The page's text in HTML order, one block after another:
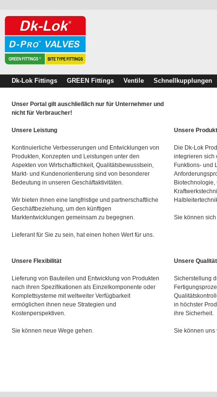
Dk-Lok Fittings GREEN Fittings Ventile Schnellkupplungen
Unser Portal gilt auschließlich nur für Unternehmer und
nicht für Verbraucher!
Unsere Leistung
Kontinuierliche Verbesserungen und Entwicklungen von
Produkten, Konzepten und Leistungen unter den
Aspekten von Wirtschaftlichkeit, Qualitätsbewusstsein,
Markt- und Kundenorientierung sind von besonderer
Bedeutung in unseren Geschäftaktivitäten.
Wir bieten ihnen eine langfristige und partnerschaftliche
Geschäftbeziehung, um den künftigen
Marktentwicklungen gemeinsam zu begegnen.
Lieferant für Sie zu sein, hat einen hohen Wert für uns.
Unsere
Die Dk-Lok
integrieren sich
Funktions- und
Sie können
Unsere Flexibilität
Lieferung von Bauteilen und Entwicklung von Produkten
nach ihren Spezifikationen als Einzelkomponente oder
Komplettsysteme mit weltweiter Verfügbarkeit
ermöglichen ihnen neue Strategien und
Kostenperspektiven.
Sie können neue Wege gehen.
Unsere Qualität
Sicherstellung
in höchster
ihre Sicherheit.
Sie können uns